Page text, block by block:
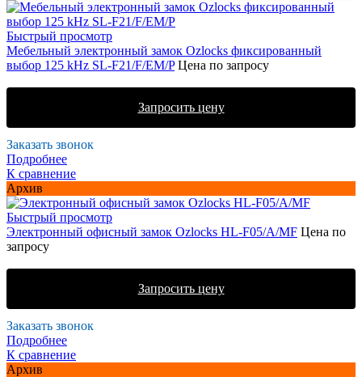
Быстрый просмотр
Мебельный электронный замок Ozlocks фиксированный
выбор 125 kHz SL-F21/F/EM/P Цена по запросу
Запросить цену
Заказать звонок
Подробнее
К сравнение
Архив
Быстрый просмотр
Электронный офисный замок Ozlocks HL-F05/A/MF Цена по
запросу
Запросить цену
Заказать звонок
Подробнее
К сравнение
Архив